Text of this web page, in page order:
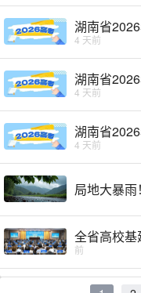
湖南省
4 天前
湖南省
4 天前
湖南省
4 天前
局地大暴
全省高校基
前